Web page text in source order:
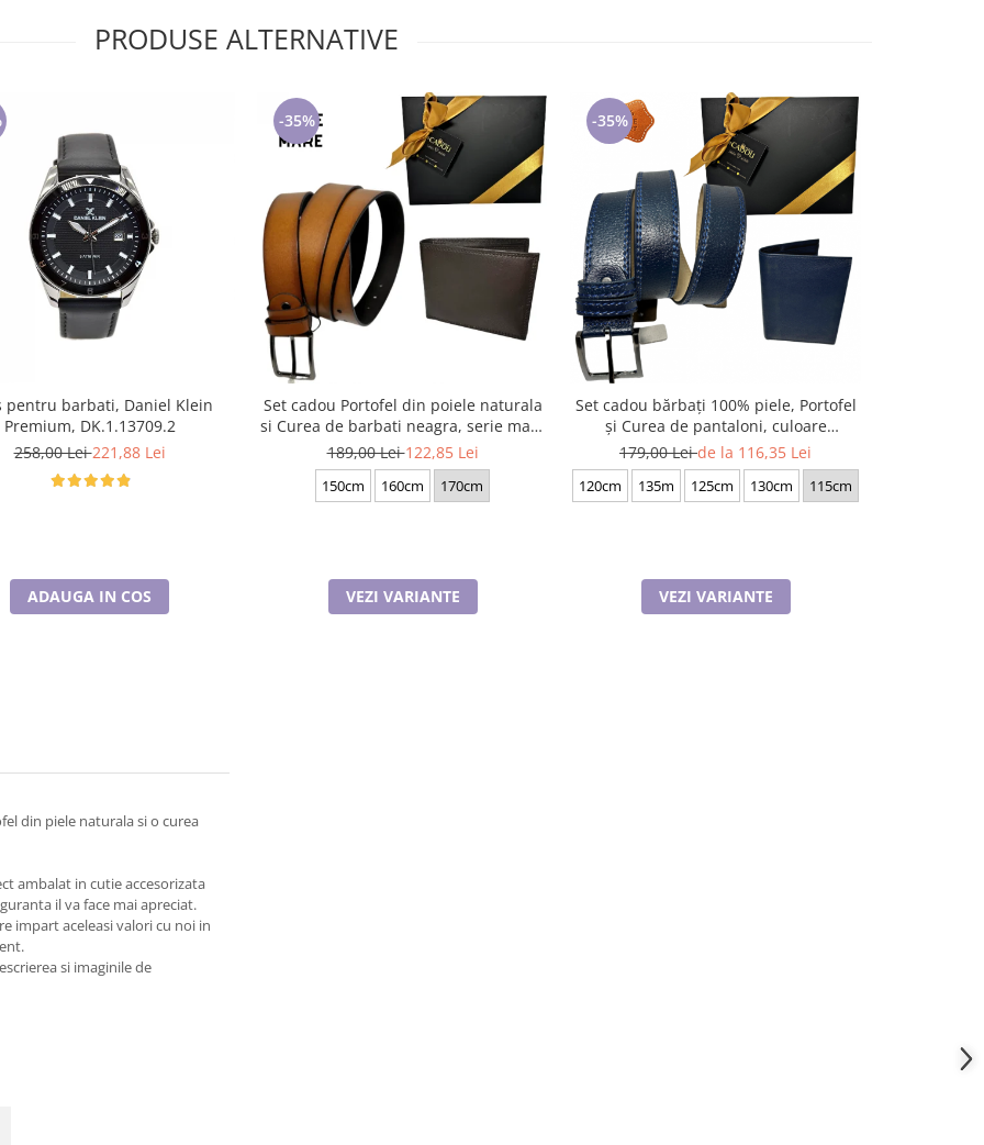
PRODUSE ALTERNATIVE
pentru barbati, Daniel Klein
Premium, DK.1.13709.2
258,00 Lei221,88 Lei
ADAUGA IN COS
-35%
Set cadou Portofel din poiele naturala
si Curea de barbati neagra, serie mare
battal, A702-4.M_1123
189,00 Lei122,85 Lei
150cm 160cm 170cm
VEZI VARIANTE
-35%
Set cadou bărbați 100% piele, Portofel
și Curea de pantaloni, culoare
bleomarin cu striatii, F-2106-4
179,00 Leide la 116,35 Lei
120cm 135m 125cm 130cm 115cm
VEZI VARIANTE
din piele naturala si o curea
ambalat in cutie accesorizata
il va face mai apreciat.
impart aceleasi valori cu noi in
si imaginile de